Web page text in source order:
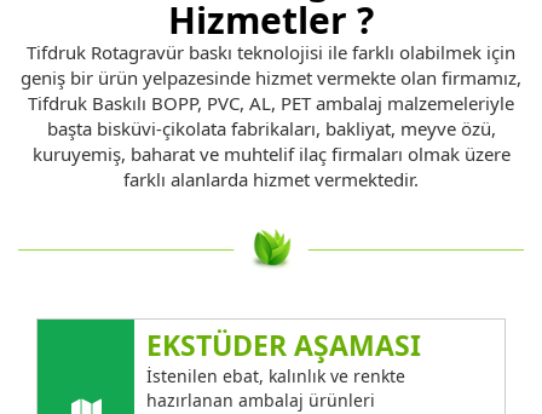
Hizmetler ?
Tifdruk Rotagravür baskı teknolojisi ile farklı olabilmek için
geniş bir ürün yelpazesinde hizmet vermekte olan firmamız,
Tifdruk Baskılı BOPP, PVC, AL, PET ambalaj malzemeleriyle
başta bisküvi-çikolata fabrikaları, bakliyat, meyve özü,
kuruyemiş, baharat ve muhtelif ilaç firmaları olmak üzere
farklı alanlarda hizmet vermektedir.
EKSTÜDER AŞAMASI
İstenilen ebat, kalınlık ve renkte
hazırlanan ambalaj ürünleri